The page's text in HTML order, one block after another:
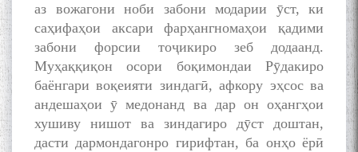
аз вожагони ноби забони модарии ӯст, ки
саҳифаҳои аксари фарҳангномаҳои қадими
забони форсии тоҷикиро зеб додаанд.
Муҳаққиқон осори боқимондаи Рӯдакиро
баёнгари воқеияти зиндагӣ, афкору эҳсос ва
андешаҳои ӯ медонанд ва дар он оҳангҳои
хушиву нишот ва зиндагиро дӯст доштан,
дасти дармондагонро гирифтан, ба онҳо ёрӣ
МАВЛОНО ҶАЛОЛИДДИНИ
БАЛХӢ БУЗУРГТАРИН
МУТАФАККИР ВА ОРИФИ
ЗАБОНУ АДАБИ ТОҶИК